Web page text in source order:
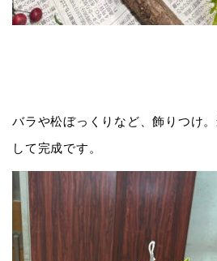
バラや松ぼっくりなど、飾りつけ
して完成です。